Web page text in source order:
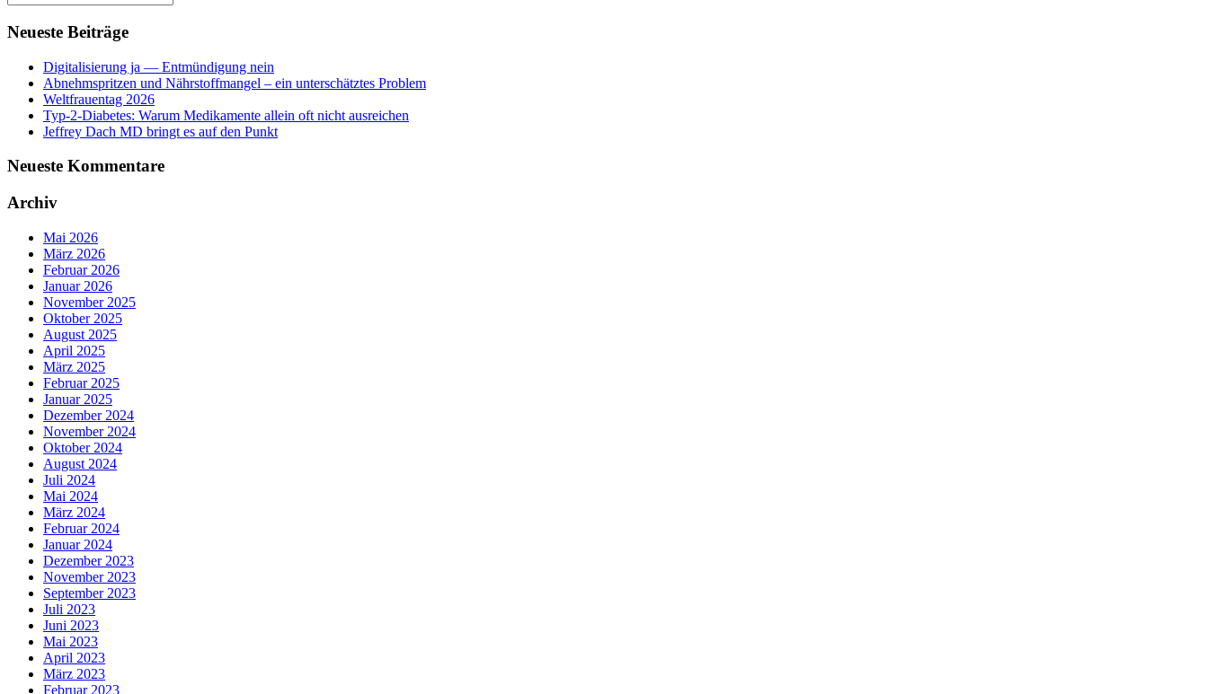
Neueste Beiträge
Digitalisierung ja — Entmündigung nein
Abnehmspritzen und Nährstoffmangel – ein unterschätztes Problem
Weltfrauentag 2026
Typ-2-Diabetes: Warum Medikamente allein oft nicht ausreichen
Jeffrey Dach MD bringt es auf den Punkt
Neueste Kommentare
Archiv
Mai 2026
März 2026
Februar 2026
Januar 2026
November 2025
Oktober 2025
August 2025
April 2025
März 2025
Februar 2025
Januar 2025
Dezember 2024
November 2024
Oktober 2024
August 2024
Juli 2024
Mai 2024
März 2024
Februar 2024
Januar 2024
Dezember 2023
November 2023
September 2023
Juli 2023
Juni 2023
Mai 2023
April 2023
März 2023
Februar 2023